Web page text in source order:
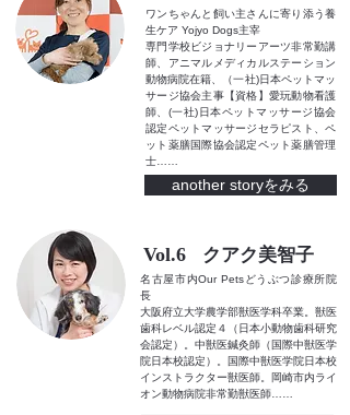
ワンちゃんと飼い主さんに寄り添う養
生ケア Yojyo Dogs主宰
専門学校ビジョナリーアーツ非常勤講
師、アニマルメディカルステーション
動物病院在籍、（一社)日本ペットマッ
サージ協会主事【資格】愛玩動物看護
師、(一社)日本ペットマッサージ協会
認定ペットマッサージセラピスト、ペ
ット薬膳国際協会認定ペット薬膳管理
士
another storyをみる
Vol.6 クアク美智子
名古屋市内Our Petsどうぶつ診療所院
長
大阪府立大学農学部獣医学科卒業。獣医
歯科レベル認定４（日本小動物歯科研究
会認定）。中獣医鍼灸師（国際中獣医学
院日本校認定）。国際中獣医学院日本校
インストラクター獣医師。岡崎市内ライ
オン動物病院非常勤獣医師